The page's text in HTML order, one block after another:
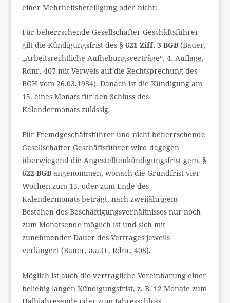
einer Mehrheitsbeteiligung oder nicht:
Für beherrschende Gesellschafter-Geschäftsführer
gilt die Kündigungsfrist des § 621 Ziff. 3 BGB(Bauer,
„Arbeitsrechtliche Aufhebungsverträge“, 4. Auflage,
Rdnr. 407 mit Verweis auf die Rechtsprechung des
BGH vom 26.03.1984). Danach ist die Kündigung am
15. eines Monats für den Schluss des
Kalendermonats zulässig.
Für Fremdgeschäftsführer und nicht beherrschende
Gesellschafter Geschäftsführer wird dagegen
überwiegend die Angestelltenkündigungsfrist gem. §
622 BGBangenommen, wonach die Grundfrist vier
Wochen zum 15. oder zum Ende des
Kalendermonats beträgt, nach zweijährigem
Bestehen des Beschäftigungsverhältnisses nur noch
zum Monatsende möglich ist und sich mit
zunehmender Dauer des Vertrages jeweils
verlängert (Bauer, a.a.O., Rdnr. 408).
Möglich ist auch die vertragliche Vereinbarung einer
beliebig langen Kündigungsfrist, z. B. 12 Monate zum